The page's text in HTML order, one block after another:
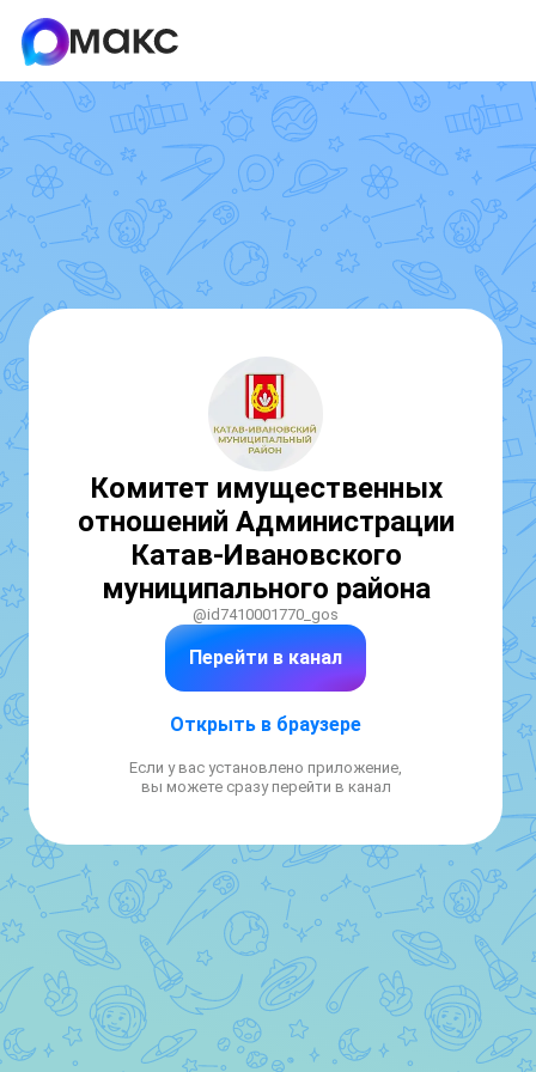
Комитет имущественных
отношений Администрации
Катав-Ивановского
муниципального района
@id7410001770_gos
Перейти в канал
Открыть в браузере
Если у вас установлено приложение,
вы можете сразу перейти в канал